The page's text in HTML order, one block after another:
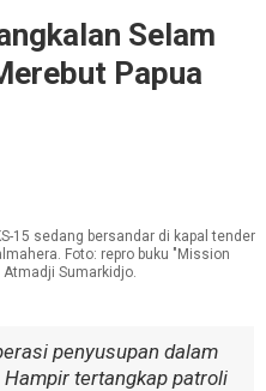
Selam
Papua
15 sedang bersandar di kapal tender
Foto: repro buku "Mission
Sumarkidjo.
penyusupan dalam
tertangkap patroli